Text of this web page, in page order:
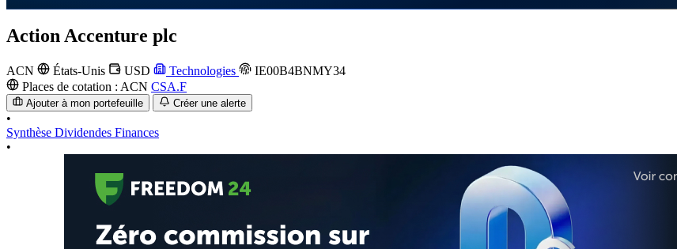
Action Accenture plc
ACN États-Unis USD Technologies
IE00B4BNMY34
Places de cotation : ACN CSA.F
Ajouter à mon portefeuille Créer une alerte
•
Synthèse Dividendes Finances
•